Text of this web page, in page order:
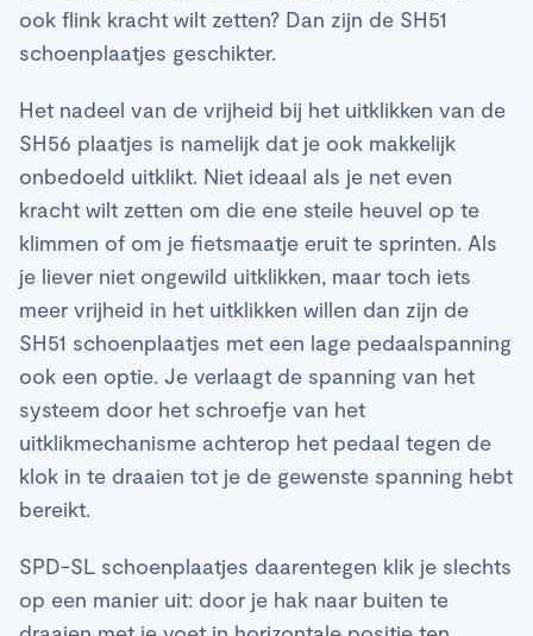
ook flink kracht wilt zetten? Dan zijn de SH51
schoenplaatjes geschikter.
Het nadeel van de vrijheid bij het uitklikken van de
SH56 plaatjes is namelijk dat je ook makkelijk
onbedoeld uitklikt. Niet ideaal als je net even
kracht wilt zetten om die ene steile heuvel op te
klimmen of om je fietsmaatje eruit te sprinten. Als
je liever niet ongewild uitklikken, maar toch iets
meer vrijheid in het uitklikken willen dan zijn de
SH51 schoenplaatjes met een lage pedaalspanning
ook een optie. Je verlaagt de spanning van het
systeem door het schroefje van het
uitklikmechanisme achterop het pedaal tegen de
klok in te draaien tot je de gewenste spanning hebt
bereikt.
SPD-SL schoenplaatjes daarentegen klik je slechts
op een manier uit: door je hak naar buiten te